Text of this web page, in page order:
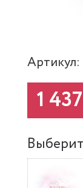
Артикул:
1 437